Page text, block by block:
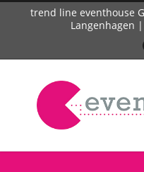
trend line eventhouse
Langenhagen